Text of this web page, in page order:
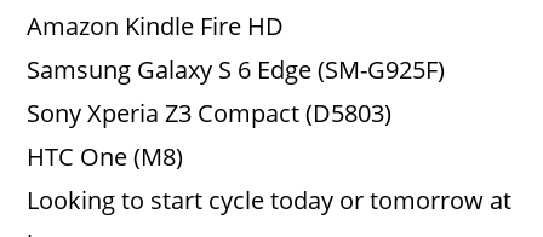
Amazon Kindle Fire HD
Samsung Galaxy S 6 Edge (SM-G925F)
Sony Xperia Z3 Compact (D5803)
HTC One (M8)
Looking to start cycle today or tomorrow at